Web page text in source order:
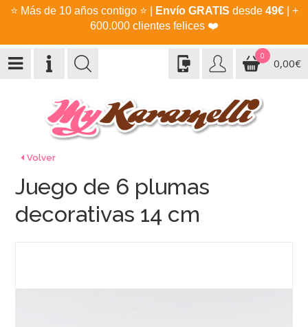
⭐ Más de 10 años contigo ⭐ Envío GRATIS desde 49€| +
600.000 clientes felices ❤️
0
0,00€
Volver
Juego de 6 plumas
decorativas 14 cm